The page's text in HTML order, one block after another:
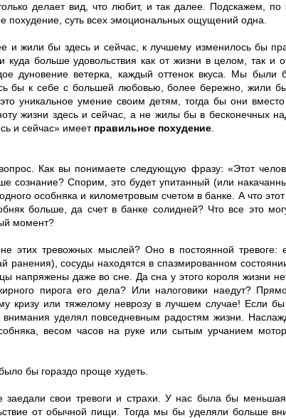
делает вид, что любит, и так далее. Подскажем, по
похудение, суть всех эмоциональных ощущений одна.
жили бы здесь и сейчас, к лучшему изменилось бы
больше удовольствия как от жизни в целом, так и
дуновение ветерка, каждый оттенок вкуса. Мы были
бы к себе с большей любовью, более бережно, жили
уникальное умение своим детям, тогда бы они вместо
жизни здесь и сейчас, а не жилы бы в бесконечных
и сейчас» имеет правильное похудение.
Как вы понимаете следующую фразу: «Этот
сознание? Спорим, это будет упитанный (или
особняка и километровым счетом в банке. А что
больше, да счет в банке солидней? Что все это
момент?
этих тревожных мыслей? Оно в постоянной тревоге:
ранения), сосуды находятся в спазмированном
напряжены даже во сне. Да сна у этого короля жизни
пирога его дела? Или налоговики наедут?
кризу или тяжелому неврозу в лучшем случае! Если
уделял повседневным радостям жизни.
весом часов на руке или сытым урчанием
бы гораздо проще худеть.
свои тревоги и страхи. У нас была бы
от обычной пищи. Тогда мы бы уделяли больше